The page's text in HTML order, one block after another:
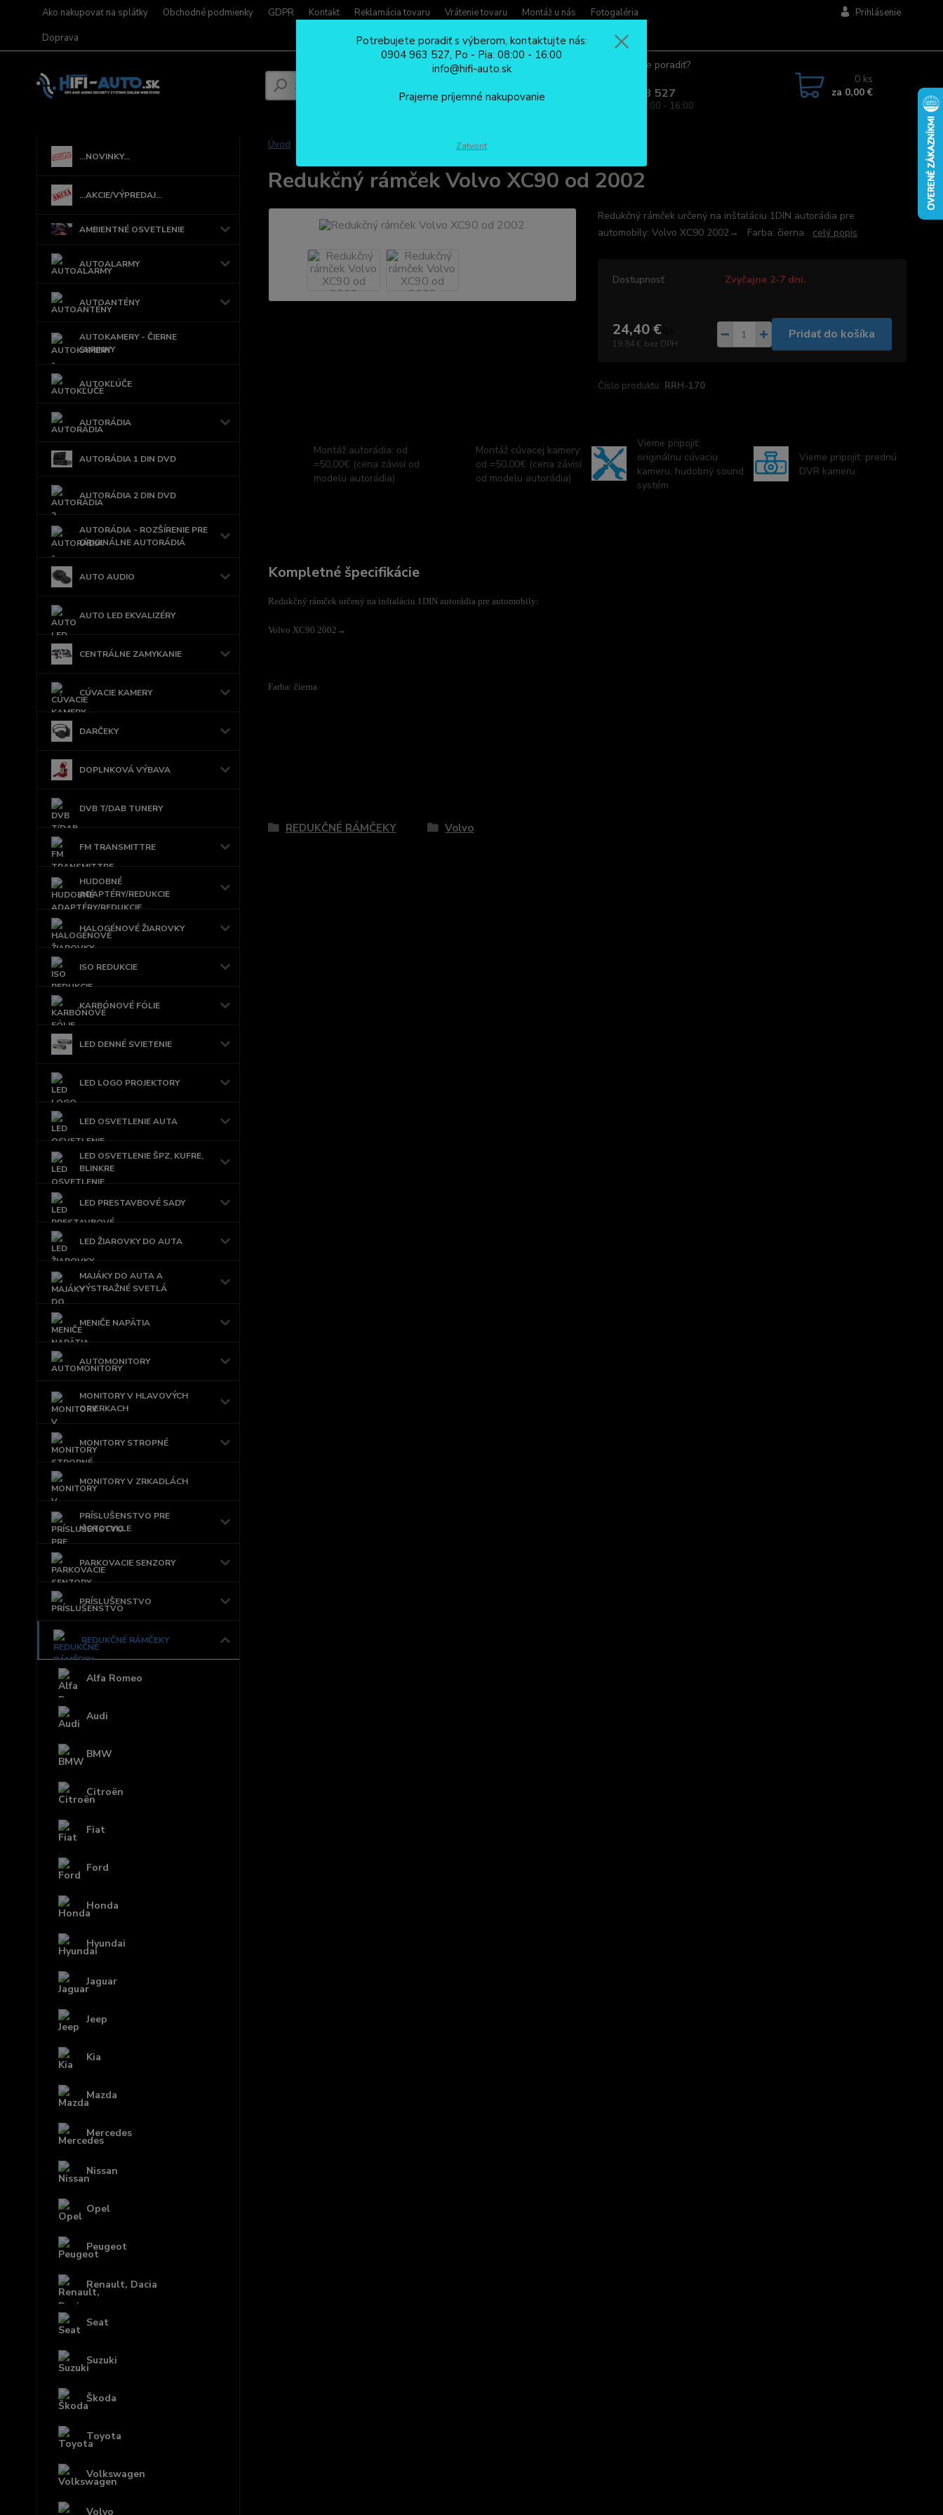
Ako nakupovať na splátky Obchodné podmienky GDPR Kontakt Reklamácia tovaru Vrátenie tovaru Montáž u nás
Fotogaléria
Doprava
Prihlásenie
Potrebujete poradiť?
0904 963 527
Po - Pia: 08:00 - 16:00
0 ks
za 0,00 €
...NOVINKY...
...AKCIE/VÝPREDAJ...
AMBIENTNÉ OSVETLENIE
AUTOALARMY
AUTOANTÉNY
AUTOKAMERY - ČIERNE
SKRINKY
AUTOKĽÚČE
AUTORÁDIA
AUTORÁDIA 1 DIN DVD
AUTORÁDIA 2 DIN DVD
AUTORÁDIA - ROZŠÍRENIE PRE
ORIGINÁLNE AUTORÁDIÁ
AUTO AUDIO
AUTO LED EKVALIZÉRY
CENTRÁLNE ZAMYKANIE
CÚVACIE KAMERY
DARČEKY
DOPLNKOVÁ VÝBAVA
DVB T/DAB TUNERY
FM TRANSMITTRE
HUDOBNÉ
ADAPTÉRY/REDUKCIE
HALOGÉNOVÉ ŽIAROVKY
ISO REDUKCIE
KARBÓNOVÉ FÓLIE
LED DENNÉ SVIETENIE
LED LOGO PROJEKTORY
LED OSVETLENIE AUTA
LED OSVETLENIE ŠPZ, KUFRE,
BLINKRE
LED PRESTAVBOVÉ SADY
LED ŽIAROVKY DO AUTA
MAJÁKY DO AUTA A
VÝSTRAŽNÉ SVETLÁ
MENIČE NAPÄTIA
AUTOMONITORY
MONITORY V HLAVOVÝCH
OPIERKACH
MONITORY STROPNÉ
MONITORY V ZRKADLÁCH
PRÍSLUŠENSTVO PRE
MOTOCYKLE
PARKOVACIE SENZORY
PRÍSLUŠENSTVO
REDUKČNÉ RÁMČEKY
Alfa Romeo
Audi
BMW
Citroën
Fiat
Ford
Honda
Hyundai
Jaguar
Jeep
Kia
Mazda
Mercedes
Nissan
Opel
Peugeot
Renault, Dacia
Seat
Suzuki
Škoda
Toyota
Volkswagen
Volvo
Úvod Redukčný rámček Volvo XC90 od 2002
Redukčný rámček Volvo XC90 od 2002
Redukčný rámček určený na inštaláciu 1DIN autorádia pre
automobily: Volvo XC90 2002→ Farba: čierna celý popis
Dostupnosť Zvyčajne 2-7 dni.
24,40 €/
19,84 € bez DPH
Pridať do košíka
Číslo produktu: RRH-170
Montáž autorádia: od
=50,00€ (cena závisí od
modelu autorádia)
Montáž cúvacej kamery:
od =50,00€ (cena závisí
od modelu autorádia)
Vieme pripojiť:
originálnu cúvaciu
kameru, hudobný sound
systém
Vieme pripojiť: prednú
DVR kameru
Kompletné špecifikácie
Redukčný rámček určený na inštaláciu 1DIN autorádia pre automobily:
Volvo XC90 2002→
Farba: čierna
REDUKČNÉ RÁMČEKY Volvo
Potrebujete poradiť s výberom, kontaktujte nás:
0904 963 527, Po - Pia: 08:00 - 16:00
info@hifi-auto.sk
Prajeme príjemné nakupovanie
Zatvoriť